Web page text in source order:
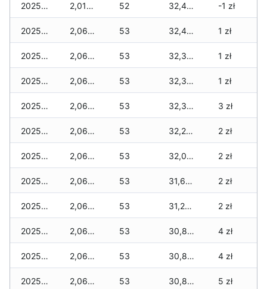
2025-12-20 2,015 zł 52 32,440 zł -1 zł
2025-12-19 2,065 zł 53 32,440 zł 1 zł
2025-12-18 2,065 zł 53 32,380 zł 1 zł
2025-12-17 2,065 zł 53 32,335 zł 1 zł
2025-12-16 2,065 zł 53 32,300 zł 3 zł
2025-12-15 2,065 zł 53 32,250 zł 2 zł
2025-12-14 2,065 zł 53 32,000 zł 2 zł
2025-12-13 2,065 zł 53 31,670 zł 2 zł
2025-12-12 2,065 zł 53 31,235 zł 2 zł
2025-12-11 2,065 zł 53 30,865 zł 4 zł
2025-12-10 2,065 zł 53 30,865 zł 4 zł
2025-12-09 2,065 zł 53 30,845 zł 5 zł